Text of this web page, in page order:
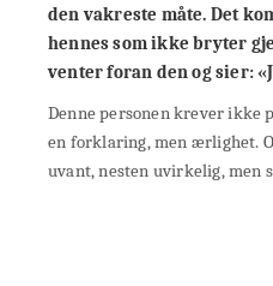
den vakreste måte. Det
hennes som ikke bryter
venter foran den og sier:
Denne personen krever
en forklaring, men ærlighet.
uvant, nesten uvirkelig, men